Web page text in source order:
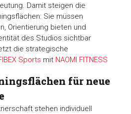
Damit steigen die
Sie müssen
Orientierung bieten und
des Studios sichtbar
die strategische
Sports mit NAOMI FITNESS
für neue
stehen individuell